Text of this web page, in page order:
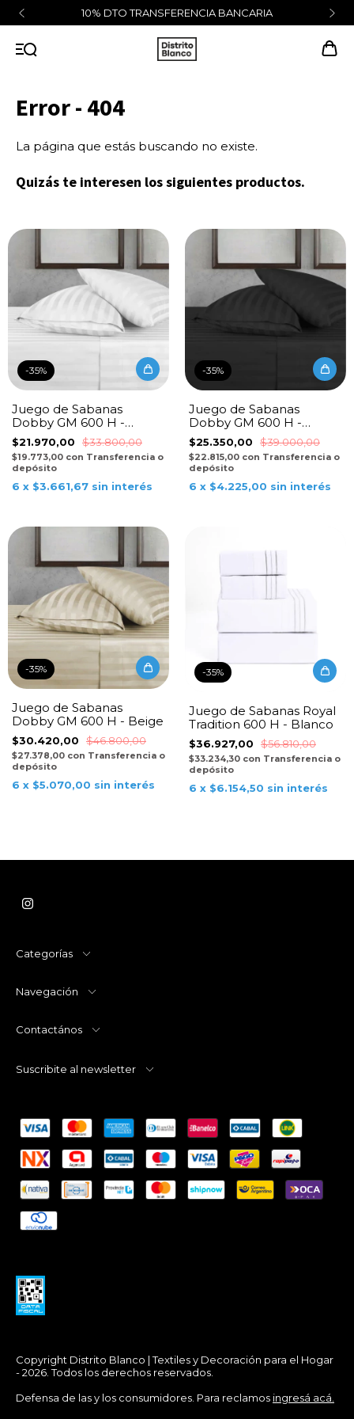
10% DTO TRANSFERENCIA BANCARIA
Error - 404
La página que estás buscando no existe.
Quizás te interesen los siguientes productos.
-35%
Juego de Sabanas
Dobby GM 600 H -
Blanco
$21.970,00 $33.800,00
$19.773,00 con Transferencia o
depósito
6 x $3.661,67 sin interés
-35%
Juego de Sabanas
Dobby GM 600 H -
Negro
$25.350,00 $39.000,00
$22.815,00 con Transferencia o
depósito
6 x $4.225,00 sin interés
-35%
Juego de Sabanas
Dobby GM 600 H - Beige
$30.420,00 $46.800,00
$27.378,00 con Transferencia o
depósito
6 x $5.070,00 sin interés
-35%
Juego de Sabanas Royal
Tradition 600 H - Blanco
$36.927,00 $56.810,00
$33.234,30 con Transferencia o
depósito
6 x $6.154,50 sin interés
Categorías
Navegación
Contactános
Suscribite al newsletter
Copyright Distrito Blanco | Textiles y Decoración para el Hogar
- 2026. Todos los derechos reservados.
Defensa de las y los consumidores. Para reclamos ingresá acá.